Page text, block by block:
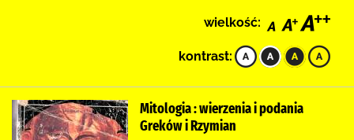
wielkość:
kontrast:
Mitologia : wierzenia i podania
Greków i Rzymian